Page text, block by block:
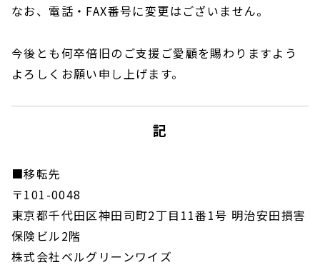
なお、電話・FAX番号に変更はございません。
今後とも何卒倍旧のご支援ご愛顧を賜わりますよう
よろしくお願い申し上げます。
記
■移転先
〒101-0048
東京都千代田区神田司町2丁目11番1号 明治安田損害
保険ビル2階
株式会社ベルグリーンワイズ